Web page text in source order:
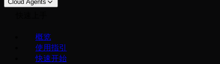
Cloud Agents
概览
使用指引
快速开始